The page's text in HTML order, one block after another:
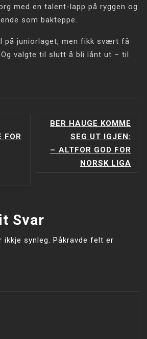
med en talent-lapp på ryggen og
som bakteppe.
på juniorlaget, men fikk svært få
valgte til slutt å bli lånt ut – til
FOR
BER HAUGE KOMME
SEG UT IGJEN:
–⁠ ALTFOR GOD FOR
NORSK LIGA
Svar
ikkje synleg. Påkravde felt er